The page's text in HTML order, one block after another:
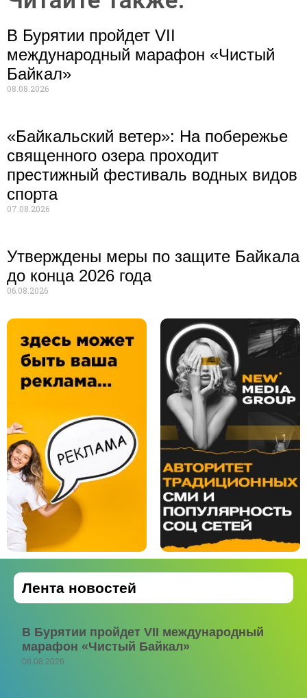
В Бурятии пройдет VII
международный марафон «Чистый
Байкал»
08.08.2026
«Байкальский ветер»: На побережье
священного озера проходит
престижный фестиваль водных видов
спорта
07.08.2026
Утверждены меры по защите Байкала
до конца 2026 года
06.08.2026
Лента новостей
В Бурятии пройдет VII международный
марафон «Чистый Байкал»
08.08.2026